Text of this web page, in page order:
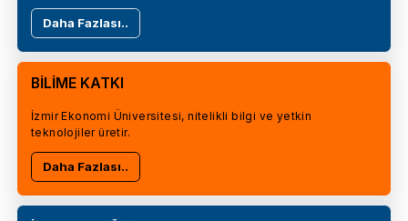
Daha Fazlası..
BİLİME KATKI
İzmir Ekonomi Üniversitesi, nitelikli bilgi ve yetkin
teknolojiler üretir.
Daha Fazlası..